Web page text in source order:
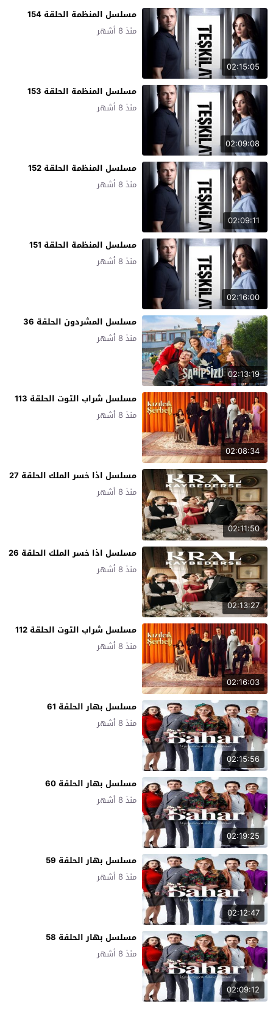
02:15:05
مسلسل المنظمة الحلقة 154
منذ 8 أشهر
02:09:08
مسلسل المنظمة الحلقة 153
منذ 8 أشهر
02:09:11
مسلسل المنظمة الحلقة 152
منذ 8 أشهر
02:16:00
مسلسل المنظمة الحلقة 151
منذ 8 أشهر
02:13:19
مسلسل المشردون الحلقة 36
منذ 8 أشهر
02:08:34
مسلسل شراب التوت الحلقة 113
منذ 8 أشهر
02:11:50
مسلسل اذا خسر الملك الحلقة 27
منذ 8 أشهر
02:13:27
مسلسل اذا خسر الملك الحلقة 26
منذ 8 أشهر
02:16:03
مسلسل شراب التوت الحلقة 112
منذ 8 أشهر
02:15:56
مسلسل بهار الحلقة 61
منذ 8 أشهر
02:19:25
مسلسل بهار الحلقة 60
منذ 8 أشهر
02:12:47
مسلسل بهار الحلقة 59
منذ 8 أشهر
02:09:12
مسلسل بهار الحلقة 58
منذ 8 أشهر